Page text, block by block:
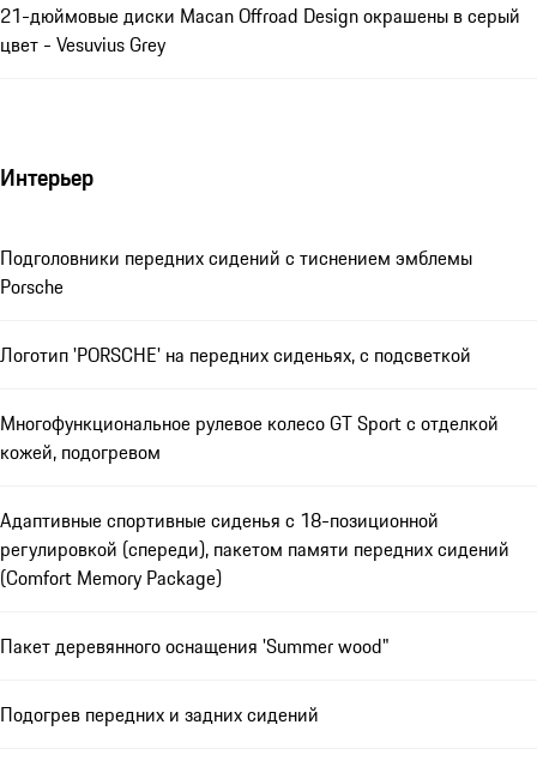
21-дюймовые диски Macan Offroad Design окрашены в серый
цвет - Vesuvius Grey
Интерьер
Подголовники передних сидений с тиснением эмблемы
Porsche
Логотип 'PORSCHE' на передних сиденьях, с подсветкой
Многофункциональное рулевое колесо GT Sport с отделкой
кожей, подогревом
Адаптивные спортивные сиденья с 18-позиционной
регулировкой (спереди), пакетом памяти передних сидений
(Comfort Memory Package)
Пакет деревянного оснащения 'Summer wood"
Подогрев передних и задних сидений